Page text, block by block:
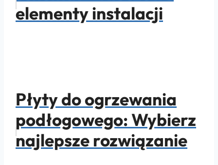
elementy instalacji
Płyty do ogrzewania
podłogowego: Wybierz
najlepsze rozwiązanie